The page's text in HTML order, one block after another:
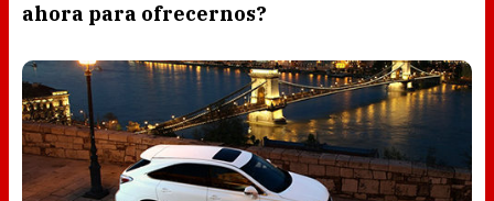
ahora para ofrecernos?